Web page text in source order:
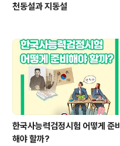
천동설과 지동설
한국사능력검정시험 어떻게 준비
해야 할까?